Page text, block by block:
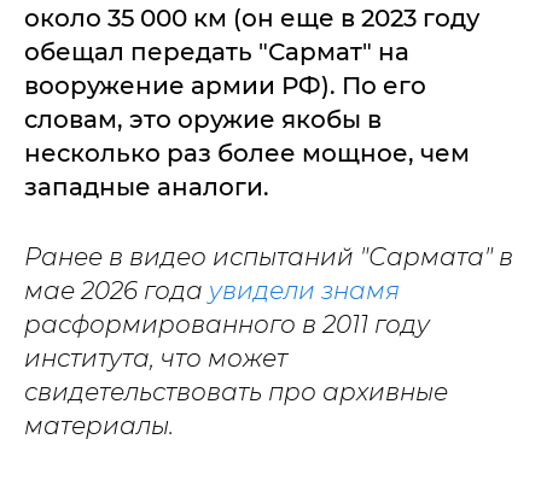
около 35 000 км (он еще в 2023 году
обещал передать "Сармат" на
вооружение армии РФ). По его
словам, это оружие якобы в
несколько раз более мощное, чем
западные аналоги.
Ранее в видео испытаний "Сармата" в
мае 2026 года увидели знамя
расформированного в 2011 году
института, что может
свидетельствовать про архивные
материалы.